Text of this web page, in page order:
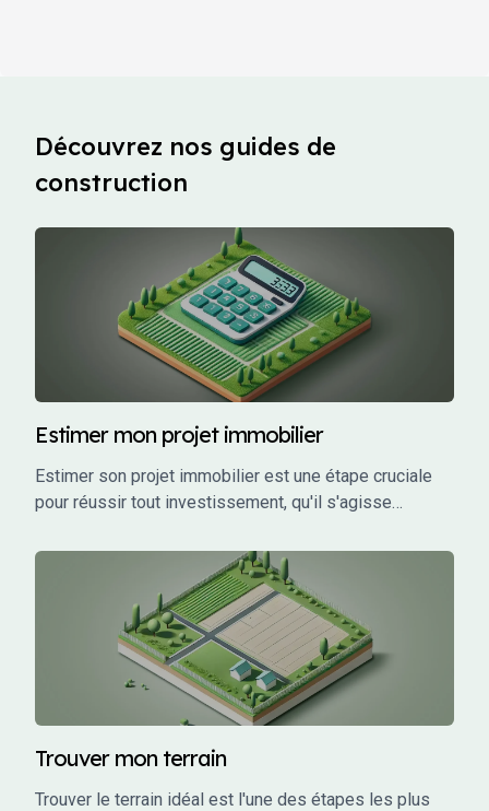
Découvrez nos guides de
construction
Estimer mon projet immobilier
Estimer son projet immobilier est une étape cruciale
pour réussir tout investissement, qu'il s'agisse
d'investir dans un bien locatif. Une estimation précise
permet de planifier efficacement, de sécuriser un
financement adapté, et d'éviter les mauvaises
surprises financières.
Trouver mon terrain
Trouver le terrain idéal est l'une des étapes les plus